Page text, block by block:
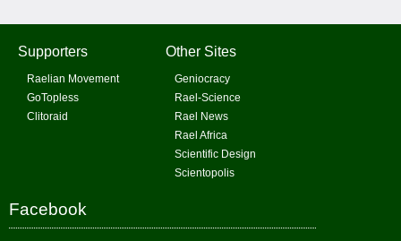
Supporters
Raelian Movement
GoTopless
Clitoraid
Other Sites
Geniocracy
Rael-Science
Rael News
Rael Africa
Scientific Design
Scientopolis
Facebook